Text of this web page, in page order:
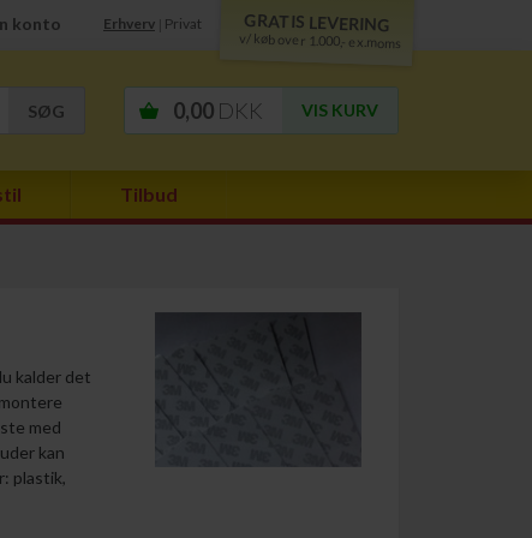
konto Erhverv Privat GRATIS LEVERING
v/ køb over 1.000,- ex.moms
VIS KURV
0,00 DKK
Tilbud
kalder det
med
kan
plastik,